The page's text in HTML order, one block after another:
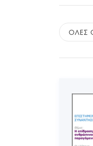
ΟΛΕΣ